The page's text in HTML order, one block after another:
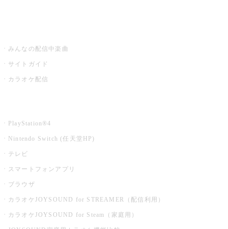
みんなの配信中楽曲
サイトガイド
カラオケ配信
PlayStation®4
Nintendo Switch (任天堂HP)
テレビ
スマートフォンアプリ
ブラウザ
カラオケJOYSOUND for STREAMER（配信利用）
カラオケJOYSOUND for Steam（家庭用）